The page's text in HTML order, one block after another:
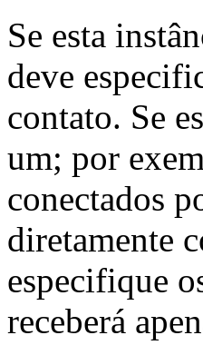
Se esta
deve
contato. Se
um; por
conectados
diretamente
especifique
receberá